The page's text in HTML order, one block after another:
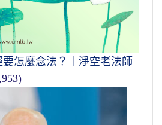
怎麼念法？｜淨空老法師